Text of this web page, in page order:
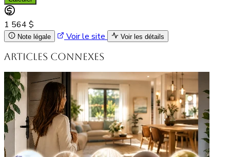
1 564 $
Note légale Voir le site Voir les détails
Articles connexes